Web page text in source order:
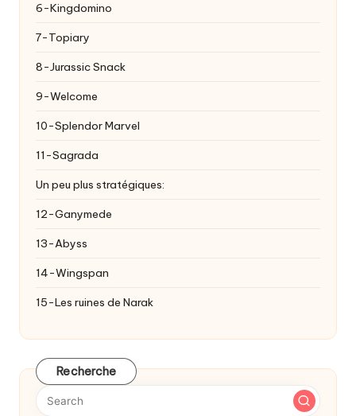
6-Kingdomino
7-Topiary
8-Jurassic Snack
9-Welcome
10-Splendor Marvel
11-Sagrada
Un peu plus stratégiques:
12-Ganymede
13-Abyss
14-Wingspan
15-Les ruines de Narak
Recherche